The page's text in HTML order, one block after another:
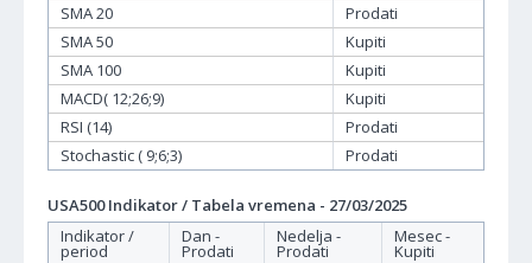
SMA 20
Prodati
SMA 50
Kupiti
SMA 100
Kupiti
MACD( 12;26;9)
Kupiti
RSI (14)
Prodati
Stochastic ( 9;6;3)
Prodati
USA500 Indikator / Tabela vremena - 27/03/2025
Indikator /
period
Dan -
Prodati
Nedelja -
Prodati
Mesec -
Kupiti